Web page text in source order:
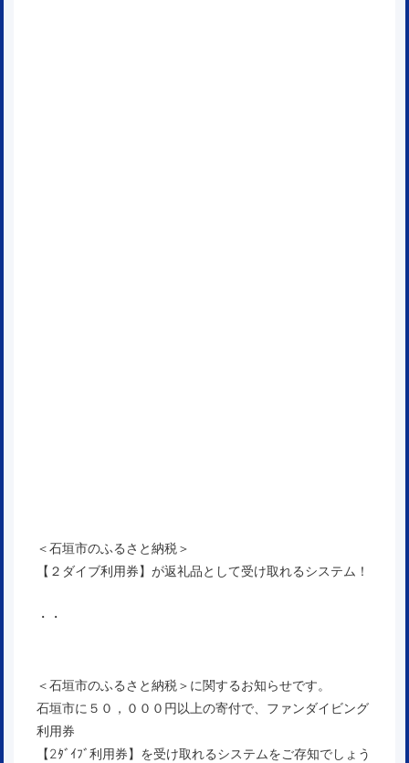
＜石垣市のふるさと納税＞
【２ダイブ利用券】が返礼品として受け取れるシステム！
・・
＜石垣市のふるさと納税＞に関するお知らせです。
石垣市に５０，０００円以上の寄付で、ファンダイビング
利用券
【2ﾀﾞｲﾌﾞ利用券】を受け取れるシステムをご存知でしょう